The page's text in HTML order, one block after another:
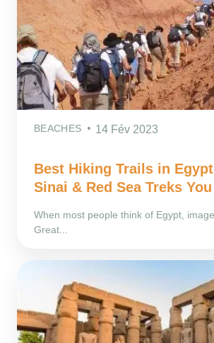
BEACHES 14 Fév 2023
Best Hiking Trails in
Sinai & Red Sea Treks
When most people think of Egypt,
Great...